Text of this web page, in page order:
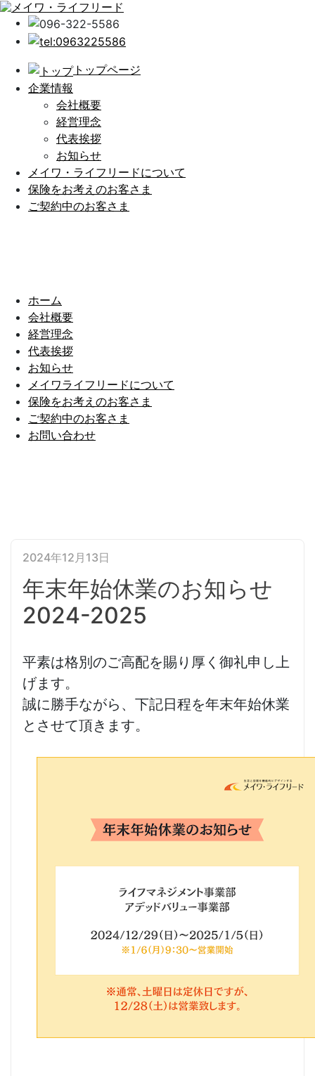
トップページ
企業情報
会社概要
経営理念
代表挨拶
お知らせ
メイワ・ライフリードについて
保険をお考えのお客さま
ご契約中のお客さま
ホーム
会社概要
経営理念
代表挨拶
お知らせ
メイワライフリードについて
保険をお考えのお客さま
ご契約中のお客さま
お問い合わせ
2024年12月13日
年末年始休業のお知らせ
2024-2025
平素は格別のご高配を賜り厚く御礼申し上
げます。
誠に勝手ながら、下記日程を年末年始休業
とさせて頂きます。